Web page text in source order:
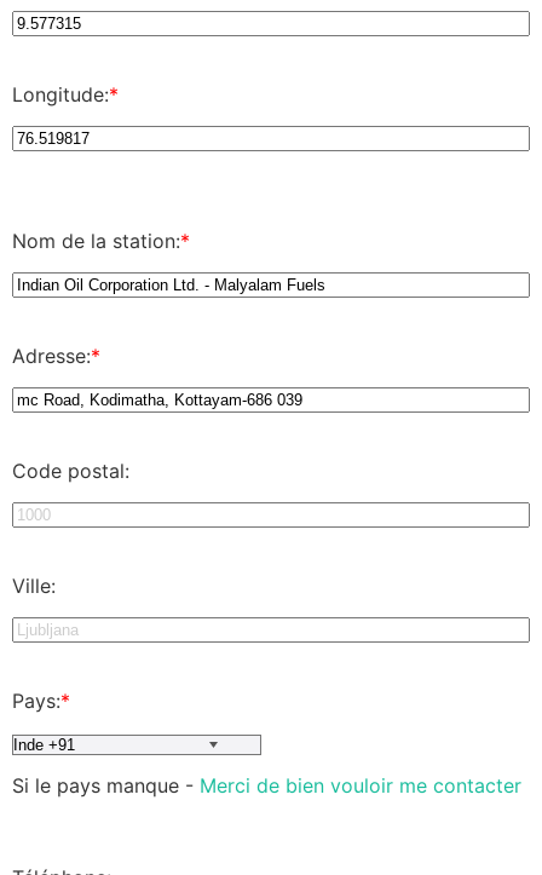
Longitude:*
Nom de la station:*
Adresse:*
Code postal:
Ville:
Pays:*
Si le pays manque - Merci de bien vouloir me contacter